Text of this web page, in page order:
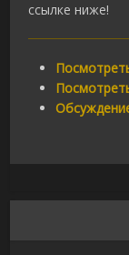
ссылке ниже!